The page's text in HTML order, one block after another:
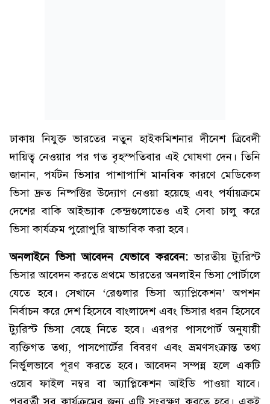
ঢাকায় নিযুক্ত ভারতের নতুন হাইকমিশনার দীনেশ ত্রিবেদী
দায়িত্ব নেওয়ার পর গত বৃহস্পতিবার এই ঘোষণা দেন। তিনি
জানান, পর্যটন ভিসার পাশাপাশি মানবিক কারণে মেডিকেল
ভিসা দ্রুত নিষ্পত্তির উদ্যোগ নেওয়া হয়েছে এবং পর্যায়ক্রমে
দেশের বাকি আইভ্যাক কেন্দ্রগুলোতেও এই সেবা চালু করে
ভিসা কার্যক্রম পুরোপুরি স্বাভাবিক করা হবে।
অনলাইনে ভিসা আবেদন যেভাবে করবেন:ভারতীয় ট্যুরিস্ট
ভিসার আবেদন করতে প্রথমে ভারতের অনলাইন ভিসা পোর্টালে
যেতে হবে। সেখানে ‘রেগুলার ভিসা অ্যাপ্লিকেশন’ অপশন
নির্বাচন করে দেশ হিসেবে বাংলাদেশ এবং ভিসার ধরন হিসেবে
ট্যুরিস্ট ভিসা বেছে নিতে হবে। এরপর পাসপোর্ট অনুযায়ী
ব্যক্তিগত তথ্য, পাসপোর্টের বিবরণ এবং ভ্রমণসংক্রান্ত তথ্য
নির্ভুলভাবে পূরণ করতে হবে। আবেদন সম্পন্ন হলে একটি
ওয়েব ফাইল নম্বর বা অ্যাপ্লিকেশন আইডি পাওয়া যাবে।